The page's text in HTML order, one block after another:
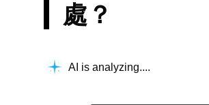
處？
AI is analyzing...